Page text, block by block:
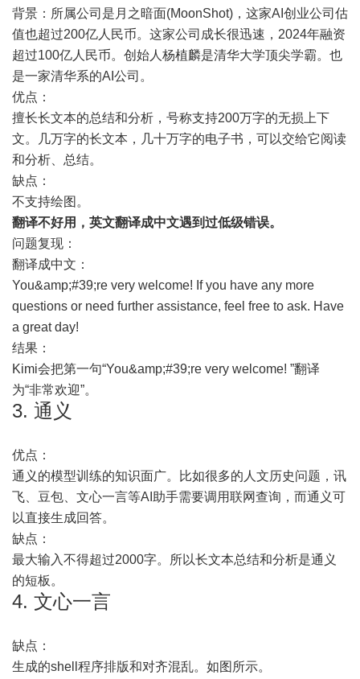
背景：所属公司是月之暗面(MoonShot)，这家AI创业公司估
值也超过200亿人民币。这家公司成长很迅速，2024年融资
超过100亿人民币。创始人杨植麟是清华大学顶尖学霸。也
是一家清华系的AI公司。
优点：
擅长长文本的总结和分析，号称支持200万字的无损上下
文。几万字的长文本，几十万字的电子书，可以交给它阅读
和分析、总结。
缺点：
不支持绘图。
翻译不好用，英文翻译成中文遇到过低级错误。
问题复现：
翻译成中文：
You&amp;#39;re very welcome! If you have any more
questions or need further assistance, feel free to ask. Have
a great day!
结果：
Kimi会把第一句“You&amp;#39;re very welcome! ”翻译
为“非常欢迎”。
3. 通义
优点：
通义的模型训练的知识面广。比如很多的人文历史问题，讯
飞、豆包、文心一言等AI助手需要调用联网查询，而通义可
以直接生成回答。
缺点：
最大输入不得超过2000字。所以长文本总结和分析是通义
的短板。
4. 文心一言
缺点：
生成的shell程序排版和对齐混乱。如图所示。